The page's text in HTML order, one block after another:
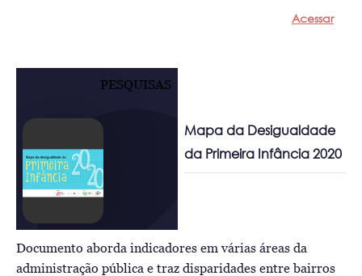
Acessar
PESQUISAS
Mapa da Desigualdade
da Primeira Infância 2020
Documento aborda indicadores em várias áreas da
administração pública e traz disparidades entre bairros